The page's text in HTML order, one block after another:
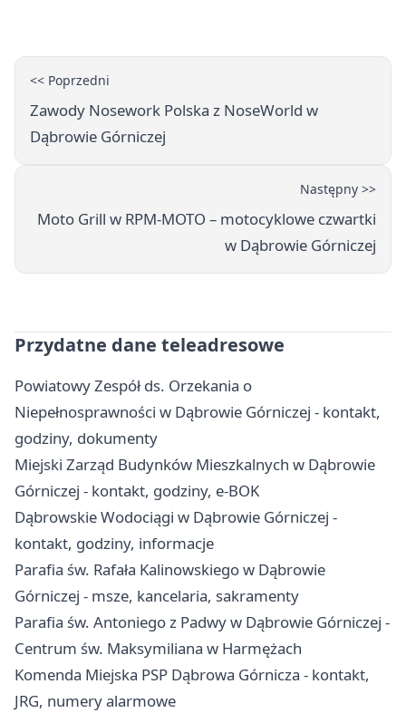
<< Poprzedni
Zawody Nosework Polska z NoseWorld w
Dąbrowie Górniczej
Następny >>
Moto Grill w RPM-MOTO – motocyklowe czwartki
w Dąbrowie Górniczej
Przydatne dane teleadresowe
Powiatowy Zespół ds. Orzekania o
Niepełnosprawności w Dąbrowie Górniczej - kontakt,
godziny, dokumenty
Miejski Zarząd Budynków Mieszkalnych w Dąbrowie
Górniczej - kontakt, godziny, e-BOK
Dąbrowskie Wodociągi w Dąbrowie Górniczej -
kontakt, godziny, informacje
Parafia św. Rafała Kalinowskiego w Dąbrowie
Górniczej - msze, kancelaria, sakramenty
Parafia św. Antoniego z Padwy w Dąbrowie Górniczej -
Centrum św. Maksymiliana w Harmężach
Komenda Miejska PSP Dąbrowa Górnicza - kontakt,
JRG, numery alarmowe